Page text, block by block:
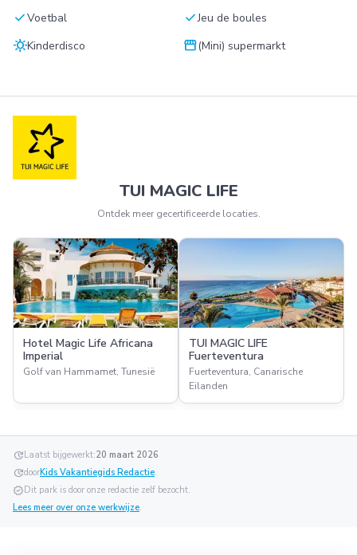
checkVoetbal checkJeu de boules
sunnyKinderdisco storefront(Mini) supermarkt
TUI MAGIC LIFE
Ontdek meer gecertificeerde locaties.
Hotel Magic Life Africana
Imperial
Golf van Hammamet, Tunesië
TUI MAGIC LIFE
Fuerteventura
Fuerteventura, Canarische
Eilanden
updateLaatst bijgewerkt:20 maart 2026
updatedoorKids Vakantiegids Redactie.
verifiedDit park is door onze redactie zelf bezocht.
Lees meer over onze werkwijze.